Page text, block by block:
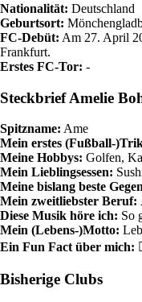
Nationalität: Deutschland
Geburtsort:
FC-Debüt: Am 27. April
Frankfurt.
Erstes FC-Tor: -
Steckbrief Amelie
Spitzname: Ame
Mein erstes (Fußball-
Meine Hobbys: Golfen,
Mein Lieblingsessen:
Meine bislang beste
Mein zweitliebster Beruf:
Diese Musik höre ich: So
Mein (Lebens-)Motto:
Ein Fun Fact über mich:
Bisherige Clubs